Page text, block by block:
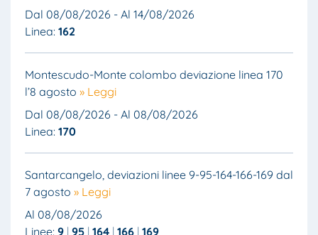
Dal 08/08/2026 - Al 14/08/2026
Linea: 162
Montescudo-Monte colombo deviazione linea 170
l’8 agosto » Leggi
Dal 08/08/2026 - Al 08/08/2026
Linea: 170
Santarcangelo, deviazioni linee 9-95-164-166-169 dal
7 agosto » Leggi
Al 08/08/2026
Linee: 9 95 164 166 169